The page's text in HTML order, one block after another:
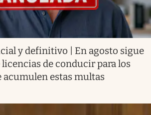
y definitivo | En agosto sigue
de conducir para los
estas multas